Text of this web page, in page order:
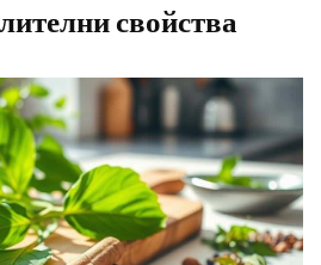
свойства